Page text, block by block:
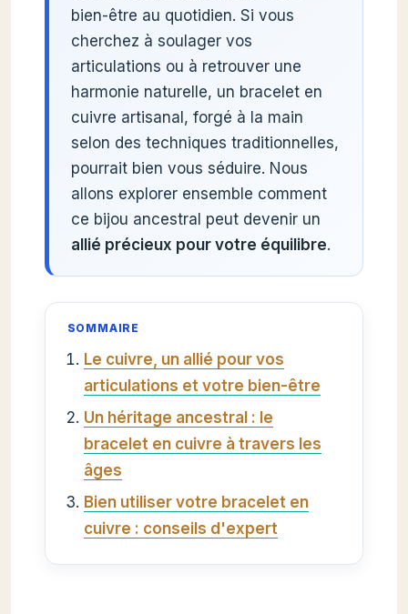
bien-être au quotidien. Si vous
cherchez à soulager vos
articulations ou à retrouver une
harmonie naturelle, un bracelet en
cuivre artisanal, forgé à la main
selon des techniques traditionnelles,
pourrait bien vous séduire. Nous
allons explorer ensemble comment
ce bijou ancestral peut devenir un
allié précieux pour votre équilibre.
SOMMAIRE
Le cuivre, un allié pour vos
articulations et votre bien-être
Un héritage ancestral : le
bracelet en cuivre à travers les
âges
Bien utiliser votre bracelet en
cuivre : conseils d'expert